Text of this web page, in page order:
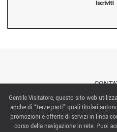
Iscriviti
Gentile Visitatore, questo sito web
anche di “terze parti” quali titolari
promozioni e offerte di servizi in linea
corso della navigazione in rete. Puoi